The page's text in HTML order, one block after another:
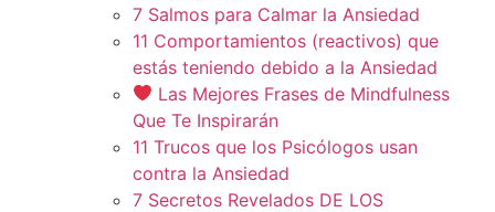
7 Salmos para Calmar la Ansiedad
11 Comportamientos (reactivos) que
estás teniendo debido a la Ansiedad
Las Mejores Frases de Mindfulness
Que Te Inspirarán
11 Trucos que los Psicólogos usan
contra la Ansiedad
7 Secretos Revelados DE LOS